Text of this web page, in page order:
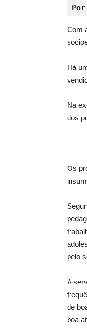
Com
Há
Na
dos
Os
pelo
A
de
boa